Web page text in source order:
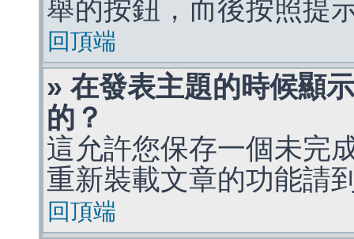
舉的按鈕，而後按照提
回頂端
» 在發表主題的時候顯
的？
這允許您保存一個未完
重新裝載文章的功能請
回頂端